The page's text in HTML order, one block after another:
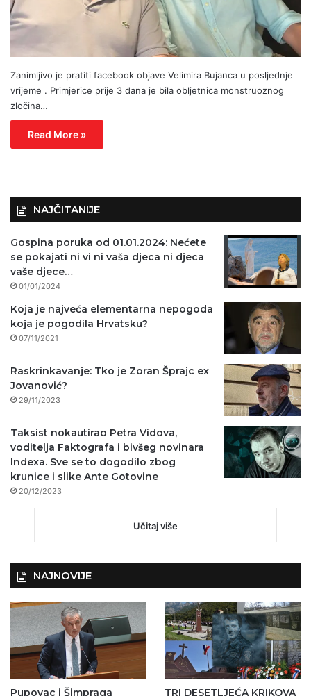
Zanimljivo je pratiti facebook objave Velimira Bujanca u posljednje
vrijeme . Primjerice prije 3 dana je bila obljetnica monstruoznog
zločina…
Read More »
NAJČITANIJE
Gospina poruka od 01.01.2024: Nećete
se pokajati ni vi ni vaša djeca ni djeca
vaše djece…
01/01/2024
Koja je najveća elementarna nepogoda
koja je pogodila Hrvatsku?
07/11/2021
Raskrinkavanje: Tko je Zoran Šprajc ex
Jovanović?
29/11/2023
Taksist nokautirao Petra Vidova,
voditelja Faktografa i bivšeg novinara
Indexa. Sve se to dogodilo zbog
krunice i slike Ante Gotovine
20/12/2023
Učitaj više
NAJNOVIJE
Pupovac i Šimpraga
TRI DESETLJEĆA KRIKOVA